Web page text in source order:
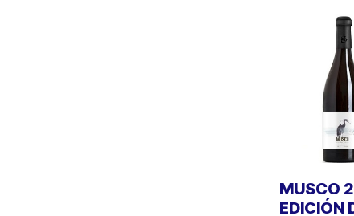
MUSCO
EDICIÓN